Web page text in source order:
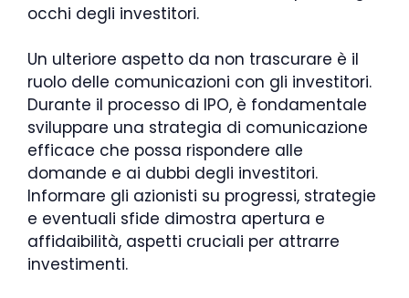
occhi degli investitori.
Un ulteriore aspetto da non trascurare è il
ruolo delle comunicazioni con gli investitori.
Durante il processo di IPO, è fondamentale
sviluppare una strategia di comunicazione
efficace che possa rispondere alle
domande e ai dubbi degli investitori.
Informare gli azionisti su progressi, strategie
e eventuali sfide dimostra apertura e
affidaibilità, aspetti cruciali per attrarre
investimenti.